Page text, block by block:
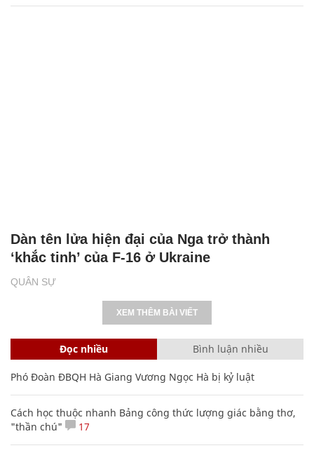
QUÂN SỰ
Dàn tên lửa hiện đại của Nga trở thành
‘khắc tinh’ của F-16 ở Ukraine
XEM THÊM BÀI VIẾT
Đọc nhiều Bình luận nhiều
Phó Đoàn ĐBQH Hà Giang Vương Ngọc Hà bị kỷ luật
Cách học thuộc nhanh Bảng công thức lượng giác bằng thơ,
"thần chú"
17